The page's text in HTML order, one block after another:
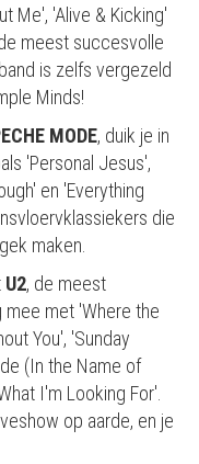
Me', 'Alive & Kicking'
meest succesvolle
is zelfs vergezeld
Minds!
MODE, duik je in
'Personal Jesus',
en 'Everything
die
maken.
U2, de meest
met 'Where the
You', 'Sunday
(In the Name of
I'm Looking For'.
op aarde, en je